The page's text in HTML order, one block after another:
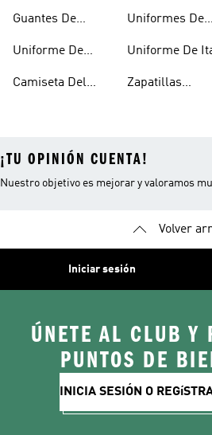
Guantes De
Uniforme De
Camiseta Del
Uniformes De
Uniforme De
Zapatillas
¡TU OPINIÓN CUENTA!
Nuestro objetivo es mejorar y valoramos
Volver
Iniciar sesión
ÚNETE AL CLUB
PUNTOS DE
INICIA SESIÓN O